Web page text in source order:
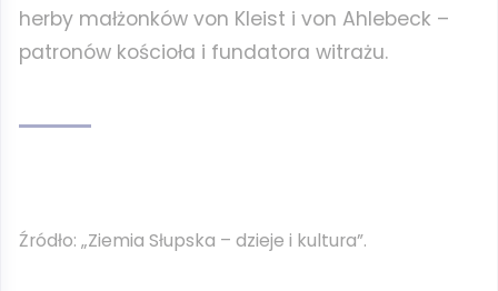
herby małżonków von Kleist i von Ahlebeck –
patronów kościoła i fundatora witrażu.
Źródło: „Ziemia Słupska – dzieje i kultura”.